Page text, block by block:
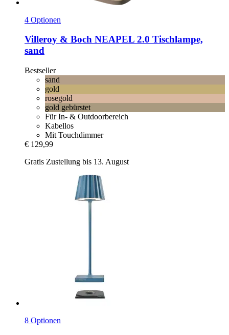
4 Optionen
Villeroy & Boch NEAPEL 2.0 Tischlampe,
sand
Bestseller
sand
gold
rosegold
gold gebürstet
Für In- & Outdoorbereich
Kabellos
Mit Touchdimmer
€ 129,99
Gratis Zustellung bis 13. August
8 Optionen